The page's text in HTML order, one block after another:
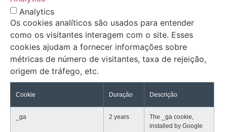
Analytics
Os cookies analíticos são usados para entender
como os visitantes interagem com o site. Esses
cookies ajudam a fornecer informações sobre
métricas de número de visitantes, taxa de rejeição,
origem de tráfego, etc.
Cookie Duração Descrição
_ga 2 years
The _ga cookie,
installed by Google